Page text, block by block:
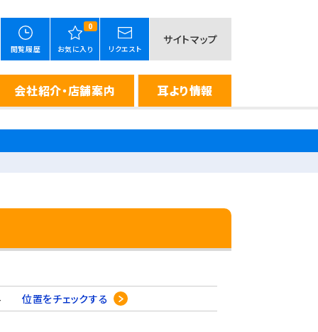
閲覧履歴
0
お気に入り リクエスト
サイトマップ
会社紹介・店舗案内 耳より情報
位置をチェックする